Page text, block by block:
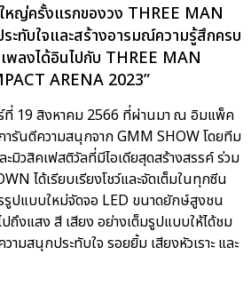
หญ่ครั้งแรกของวง THREE MAN
ะทับใจและสร้างอารมณ์ความรู้สึกครบ
พลงได้อินไปกับ THREE MAN
ARENA 2023”
ที่ 19 สิงหาคม 2566 ที่ผ่านมา ณ อิมแพ็ค
ารันตีความสนุกจาก GMM SHOW โดยทีม
มิวสิคเฟสติวัลที่มีไอเดียสุดสร้างสรรค์ ร่วม
ได้เรียบเรียงโชว์และจัดเต็มในทุกซีน
รูปแบบใหม่จัดจอ LED ขนาดยักษ์สูงชน
ปถึงแสง สี เสียง อย่างเต็มรูปแบบให้ได้ชม
มสนุกประทับใจ รอยยิ้ม เสียงหัวเราะ และ